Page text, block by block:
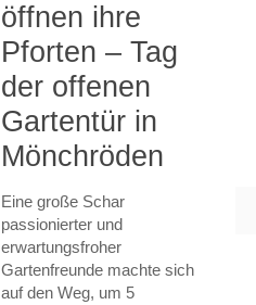
öffnen ihre
Pforten – Tag
der offenen
Gartentür in
Mönchröden
Eine große Schar
passionierter und
erwartungsfroher
Gartenfreunde machte sich
auf den Weg, um 5